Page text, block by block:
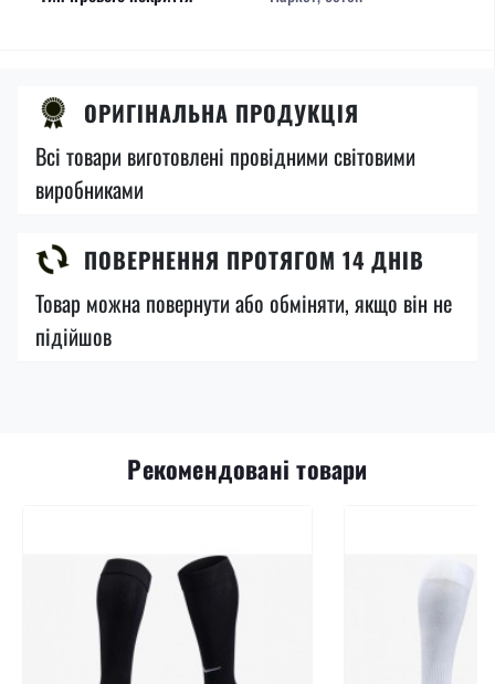
ОРИГІНАЛЬНА ПРОДУКЦІЯ
Всі товари виготовлені провідними світовими
виробниками
ПОВЕРНЕННЯ ПРОТЯГОМ 14 ДНІВ
Товар можна повернути або обміняти, якщо він не
підійшов
Рекомендовані товари